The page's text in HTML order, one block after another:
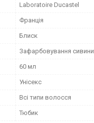
Laboratoire Ducastel
Франція
Блиск
Зафарбовування сивини
60 мл
Унісекс
Всі типи волосся
Тюбик